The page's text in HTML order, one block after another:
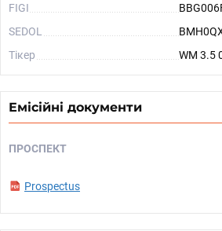
FIGI
SEDOL
Тікер
WM 3.5
Емісійні документи
ПРОСПЕКТ
Prospectus